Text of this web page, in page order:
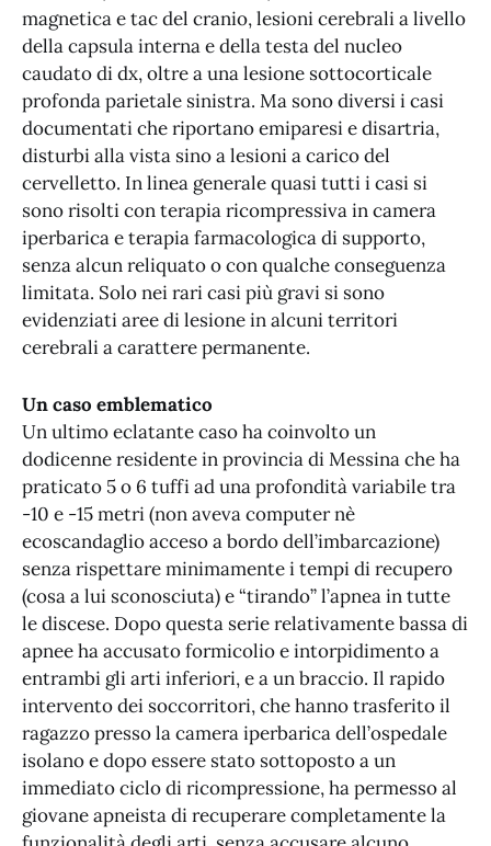
magnetica e tac del cranio, lesioni cerebrali a livello
della capsula interna e della testa del nucleo
caudato di dx, oltre a una lesione sottocorticale
profonda parietale sinistra. Ma sono diversi i casi
documentati che riportano emiparesi e disartria,
disturbi alla vista sino a lesioni a carico del
cervelletto. In linea generale quasi tutti i casi si
sono risolti con terapia ricompressiva in camera
iperbarica e terapia farmacologica di supporto,
senza alcun reliquato o con qualche conseguenza
limitata. Solo nei rari casi più gravi si sono
evidenziati aree di lesione in alcuni territori
cerebrali a carattere permanente.
Un caso emblematico
Un ultimo eclatante caso ha coinvolto un
dodicenne residente in provincia di Messina che ha
praticato 5 o 6 tuffi ad una profondità variabile tra
-10 e -15 metri (non aveva computer nè
ecoscandaglio acceso a bordo dell’imbarcazione)
senza rispettare minimamente i tempi di recupero
(cosa a lui sconosciuta) e “tirando” l’apnea in tutte
le discese. Dopo questa serie relativamente bassa di
apnee ha accusato formicolio e intorpidimento a
entrambi gli arti inferiori, e a un braccio. Il rapido
intervento dei soccorritori, che hanno trasferito il
ragazzo presso la camera iperbarica dell’ospedale
isolano e dopo essere stato sottoposto a un
immediato ciclo di ricompressione, ha permesso al
giovane apneista di recuperare completamente la